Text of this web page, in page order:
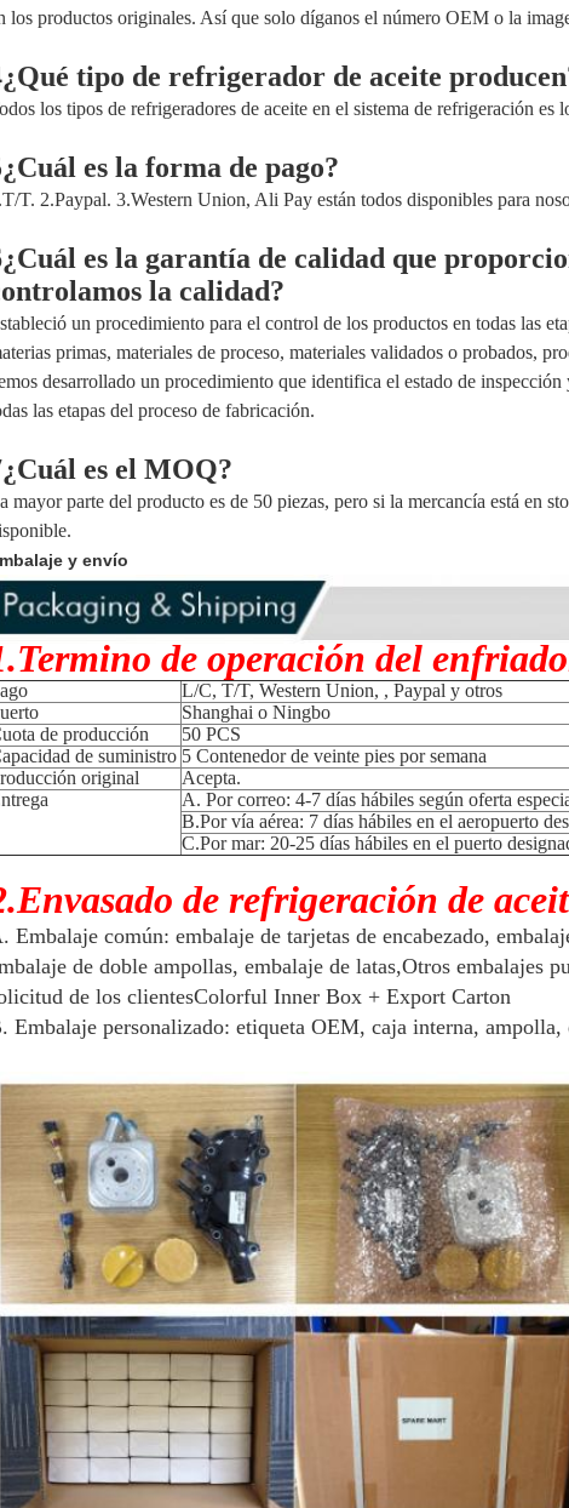
los productos originales. Así que solo díganos el número OEM o la
tipo de refrigerador de aceite
los tipos de refrigeradores de aceite en el sistema de refrigeración es
es la forma de pago?
T. 2.Paypal. 3.Western Union, Ali Pay están todos disponibles para
es la garantía de calidad que
la calidad?
un procedimiento para el control de los productos en todas las
primas, materiales de proceso, materiales validados o probados,
desarrollado un procedimiento que identifica el estado de
las etapas del proceso de fabricación.
es el MOQ?
mayor parte del producto es de 50 piezas, pero si la mercancía está en
y envío
de operación del
L/C, T/T, Western Union, , Paypal y otros
Shanghai o Ningbo
de producción
50 PCS
de suministro 5 Contenedor de veinte pies por semana
original
Acepta.
A. Por correo: 4-7 días hábiles según oferta
B.Por vía aérea: 7 días hábiles en el aeropuerto
C.Por mar: 20-25 días hábiles en el puerto
de refrigeración de
Embalaje común: embalaje de tarjetas de encabezado,
de doble ampollas, embalaje de latas,Otros embalajes
de los clientesColorful Inner Box + Export Carton
Embalaje personalizado: etiqueta OEM, caja interna, ampolla,